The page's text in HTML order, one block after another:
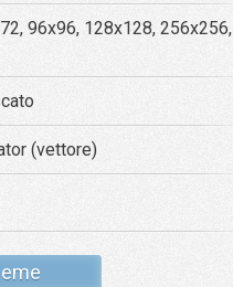
96x96, 128x128, 256x256,
(vettore)